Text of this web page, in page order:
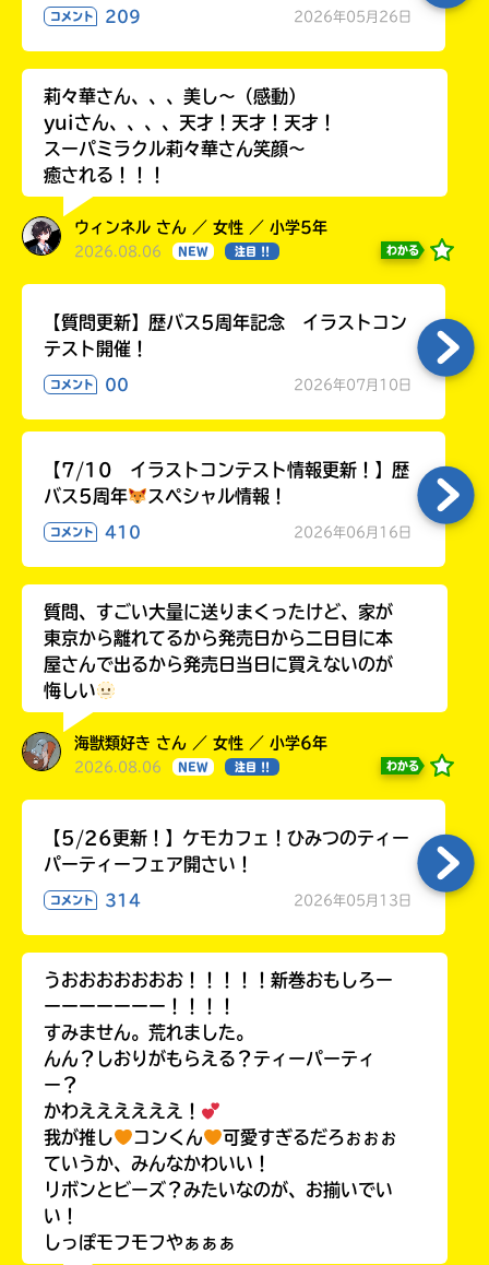
コメント 209 2026年05月26日
莉々華さん、、、美し〜（感動）
yuiさん、、、、天才！天才！天才！
スーパミラクル莉々華さん笑顔〜
癒される！！！
ウィンネル さん ／ 女性 ／ 小学5年
2026.08.06 NEW 注目 !! わかる
【質問更新】歴バス5周年記念 イラストコン
テスト開催！
コメント 00 2026年07月10日
【7/10 イラストコンテスト情報更新！】歴
バス5周年
スペシャル情報！
コメント 410 2026年06月16日
質問、すごい大量に送りまくったけど、家が
東京から離れてるから発売日から二日目に本
屋さんで出るから発売日当日に買えないのが
悔しい
海獣類好き さん ／ 女性 ／ 小学6年
2026.08.06 NEW 注目 !! わかる
【5/26更新！】ケモカフェ！ひみつのティー
パーティーフェア開さい！
コメント 314 2026年05月13日
うおおおおおおお！！！！！新巻おもしろー
ーーーーーーー！！！！
すみません。荒れました。
んん？しおりがもらえる？ティーパーティ
ー？
かわええええええ！
我が推し
コンくん
可愛すぎるだろぉぉぉ
ていうか、みんなかわいい！
リボンとビーズ？みたいなのが、お揃いでい
い！
しっぽモフモフやぁぁぁ